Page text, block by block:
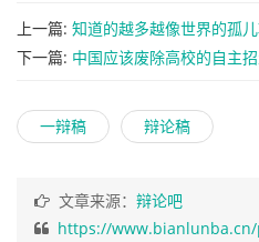
上一篇: 知道的越多越像世界的孤
下一篇: 中国应该废除高校的自主
一辩稿 辩论稿
文章来源： 辩论吧
https://